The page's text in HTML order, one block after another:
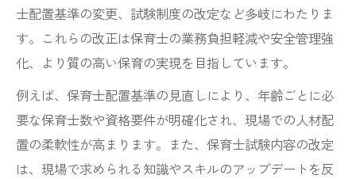
士配置基準の変更、試験制度の改定など多岐にわたりま
す。これらの改正は保育士の業務負担軽減や安全管理強
化、より質の高い保育の実現を目指しています。
例えば、保育士配置基準の見直しにより、年齢ごとに必
要な保育士数や資格要件が明確化され、現場での人材配
置の柔軟性が高まります。また、保育士試験内容の改定
は、現場で求められる知識やスキルのアップデートを反